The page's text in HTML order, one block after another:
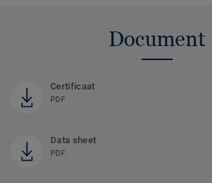
Document
Certificaat
PDF
Data sheet
PDF